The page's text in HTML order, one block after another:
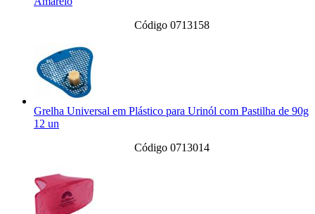
Código 0713158
Grelha Universal em Plástico para Urinól com Pastilha de 90g
12 un
Código 0713014